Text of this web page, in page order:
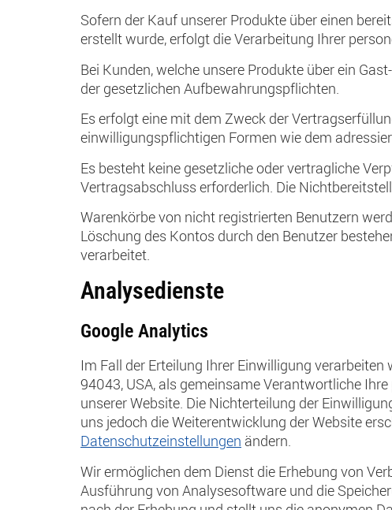
Sofern der Kauf unserer Produkte über einen
erstellt wurde, erfolgt die Verarbeitung Ihrer
Bei Kunden, welche unsere Produkte über ein
der gesetzlichen Aufbewahrungspflichten.
Es erfolgt eine mit dem Zweck der
einwilligungspflichtigen Formen wie dem
Es besteht keine gesetzliche oder vertragliche
Vertragsabschluss erforderlich. Die
Warenkörbe von nicht registrierten Benutzern
Löschung des Kontos durch den Benutzer
verarbeitet.
Analysedienste
Google Analytics
Im Fall der Erteilung Ihrer Einwilligung
94043, USA, als gemeinsame Verantwortliche
unserer Website. Die Nichterteilung der
uns jedoch die Weiterentwicklung der Website
Datenschutzeinstellungen ändern.
Wir ermöglichen dem Dienst die Erhebung von
Ausführung von Analysesoftware und die